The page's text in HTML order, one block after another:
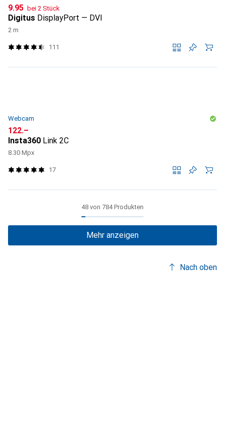
CHF
9.95 bei 2 Stück
Digitus DisplayPort — DVI
2 m
111
Webcam
CHF
122.–
Insta360 Link 2C
8.30 Mpx
17
48 von 784 Produkten
Mehr anzeigen
Nach oben